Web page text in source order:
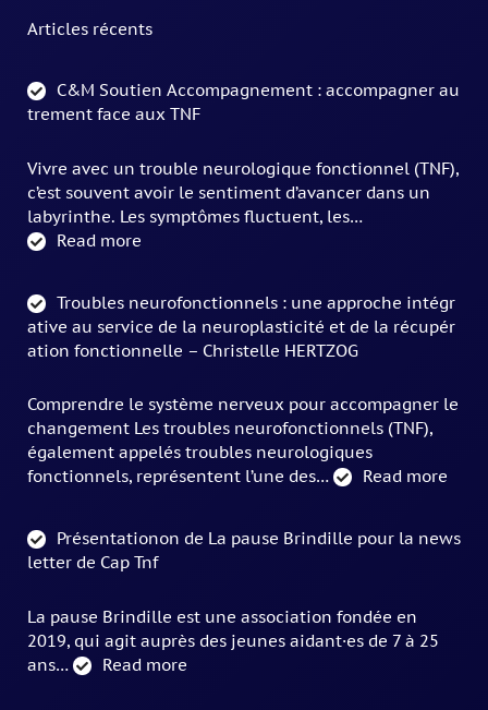
Articles récents
C&M Soutien Accompagnement : accompagner au
trement face aux TNF
Vivre avec un trouble neurologique fonctionnel (TNF),
c’est souvent avoir le sentiment d’avancer dans un
labyrinthe. Les symptômes fluctuent, les…
Read more
Troubles neurofonctionnels : une approche intégr
ative au service de la neuroplasticité et de la récupér
ation fonctionnelle – Christelle HERTZOG
Comprendre le système nerveux pour accompagner le
changement Les troubles neurofonctionnels (TNF),
également appelés troubles neurologiques
fonctionnels, représentent l’une des…
Read more
Présentationon de La pause Brindille pour la news
letter de Cap Tnf
La pause Brindille est une association fondée en
2019, qui agit auprès des jeunes aidant·es de 7 à 25
ans…
Read more